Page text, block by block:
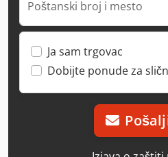
Poštanski broj i mesto
Ja sam trgovac
Dobijte ponude za